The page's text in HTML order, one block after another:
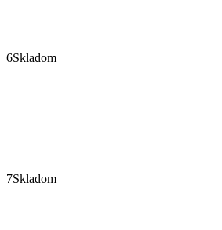
6Skladom
7Skladom